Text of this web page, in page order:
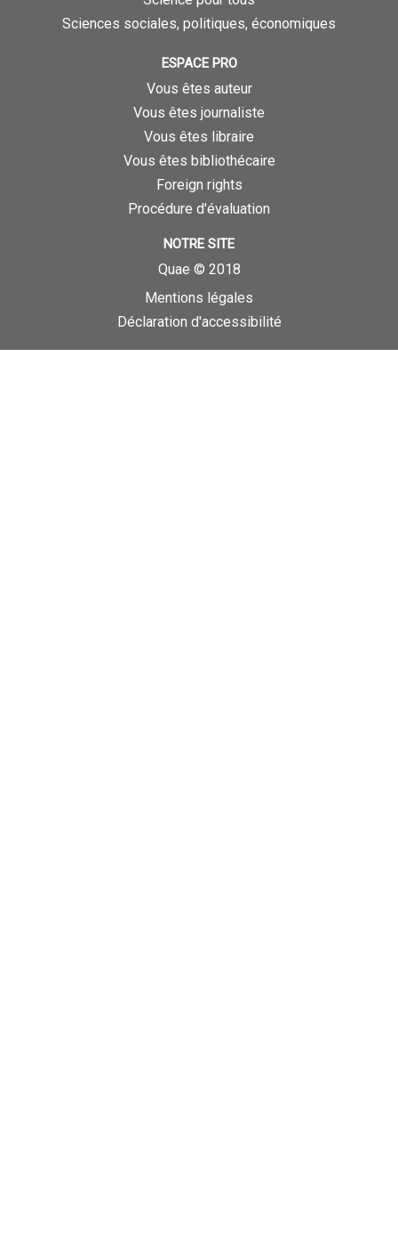
Sciences sociales, politiques, économiques
ESPACE PRO
Vous êtes auteur
Vous êtes journaliste
Vous êtes libraire
Vous êtes bibliothécaire
Foreign rights
Procédure d'évaluation
NOTRE SITE
Quae © 2018
Mentions légales
Déclaration d'accessibilité